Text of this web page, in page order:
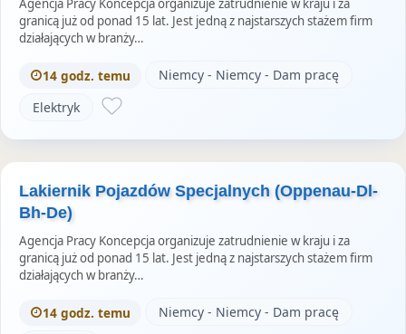
Agencja Pracy Koncepcja organizuje zatrudnienie w kraju i za
granicą już od ponad 15 lat. Jest jedną z najstarszych stażem firm
działających w branży…
14 godz. temu
Niemcy - Niemcy - Dam pracę
Elektryk
Lakiernik Pojazdów Specjalnych (Oppenau-Dl-
Bh-De)
Agencja Pracy Koncepcja organizuje zatrudnienie w kraju i za
granicą już od ponad 15 lat. Jest jedną z najstarszych stażem firm
działających w branży…
14 godz. temu
Niemcy - Niemcy - Dam pracę